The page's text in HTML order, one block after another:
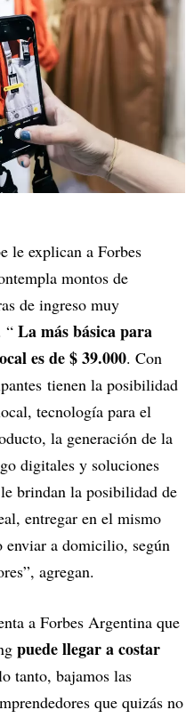
le explican a Forbes
montos de
de ingreso muy
“ La más básica para
es de $ 39.000. Con
tienen la posibilidad
tecnología para el
la generación de la
digitales y soluciones
brindan la posibilidad de
entregar en el mismo
enviar a domicilio, según
agregan.
a Forbes Argentina que
puede llegar a costar
tanto, bajamos las
que quizás no